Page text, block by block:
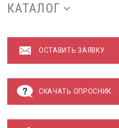
КАТАЛОГ
ОСТАВИТЬ ЗАЯВКУ
СКАЧАТЬ ОПРОСНИК